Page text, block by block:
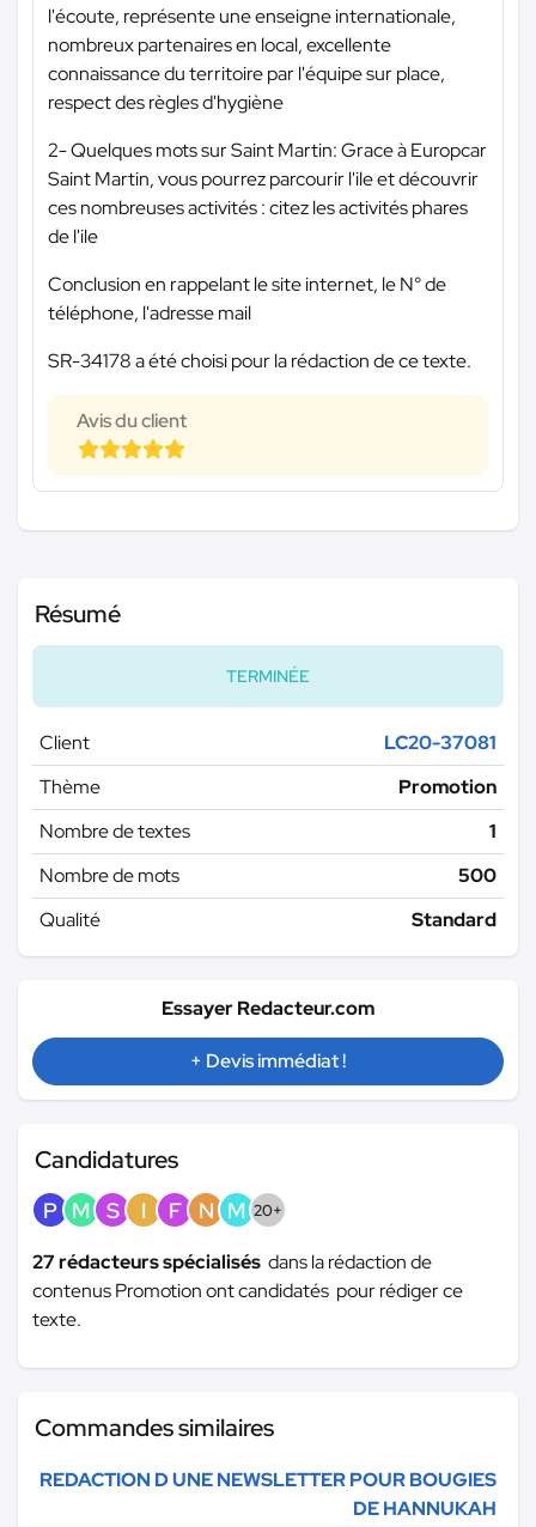
l'écoute, représente une enseigne internationale,
nombreux partenaires en local, excellente
connaissance du territoire par l'équipe sur place,
respect des règles d'hygiène
2- Quelques mots sur Saint Martin: Grace à Europcar
Saint Martin, vous pourrez parcourir l'ile et découvrir
ces nombreuses activités : citez les activités phares
de l'ile
Conclusion en rappelant le site internet, le N° de
téléphone, l'adresse mail
SR-34178 a été choisi pour la rédaction de ce texte.
Avis du client
Résumé
TERMINÉE
Client
LC20-37081
Thème
Promotion
Nombre de textes
1
Nombre de mots
500
Qualité
Standard
Essayer Redacteur.com
+ Devis immédiat !
Candidatures
P M S I F N M 20+
27 rédacteurs spécialisés dans la rédaction de
contenus Promotion ont candidatés pour rédiger ce
texte.
Commandes similaires
REDACTION D UNE NEWSLETTER POUR BOUGIES
DE HANNUKAH